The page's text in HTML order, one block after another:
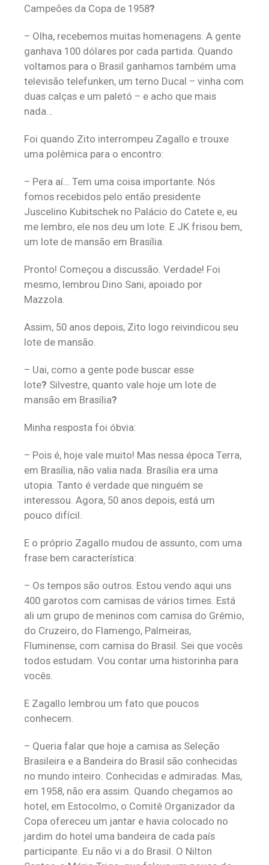
Campeões da Copa de 1958?
– Olha, recebemos muitas homenagens. A gente
ganhava 100 dólares por cada partida. Quando
voltamos para o Brasil ganhamos também uma
televisão telefunken, um terno Ducal – vinha com
duas calças e um paletó – e acho que mais
nada…
Foi quando Zito interrompeu Zagallo e trouxe
uma polêmica para o encontro:
– Pera aí… Tem uma coisa importante. Nós
fomos recebidos pelo então presidente
Juscelino Kubitschek no Palácio do Catete e, eu
me lembro, ele nos deu um lote. E JK frisou bem,
um lote de mansão em Brasília.
Pronto! Começou a discussão. Verdade! Foi
mesmo, lembrou Dino Sani, apoiado por
Mazzola.
Assim, 50 anos depois, Zito logo reivindicou seu
lote de mansão.
– Uai, como a gente pode buscar esse
lote? Silvestre, quanto vale hoje um lote de
mansão em Brasília?
Minha resposta foi óbvia:
– Pois é, hoje vale muito! Mas nessa época Terra,
em Brasília, não valia nada. Brasília era uma
utopia. Tanto é verdade que ninguém se
interessou. Agora, 50 anos depois, está um
pouco difícil.
E o próprio Zagallo mudou de assunto, com uma
frase bem característica:
– Os tempos são outros. Estou vendo aqui uns
400 garotos com camisas de vários times. Está
ali um grupo de meninos com camisa do Grêmio,
do Cruzeiro, do Flamengo, Palmeiras,
Fluminense, com camisa do Brasil. Sei que vocês
todos estudam. Vou contar uma historinha para
vocês.
E Zagallo lembrou um fato que poucos
conhecem.
– Queria falar que hoje a camisa as Seleção
Brasileira e a Bandeira do Brasil são conhecidas
no mundo inteiro. Conhecidas e admiradas. Mas,
em 1958, não era assim. Quando chegamos ao
hotel, em Estocolmo, o Comitê Organizador da
Copa ofereceu um jantar e havia colocado no
jardim do hotel uma bandeira de cada país
participante. Eu não vi a do Brasil. O Nilton